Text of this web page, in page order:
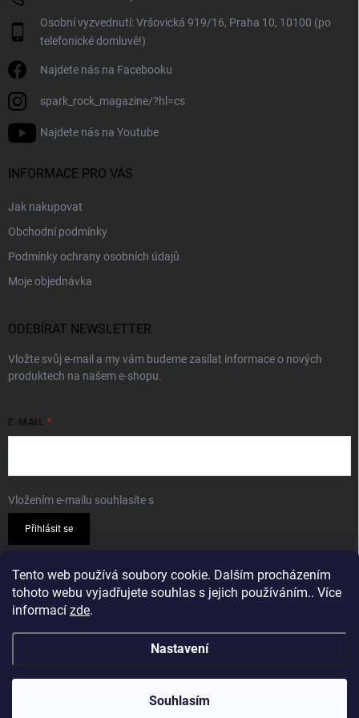
Tento web používá soubory cookie. Dalším procházením
tohoto webu vyjadřujete souhlas s jejich používáním.. Více
informací zde.
Nastavení
Souhlasím
Osobní vyzvednutí: Vršovická 919/16, Praha 10, 10100 (po
telefonické domluvě!)
Najdete nás na Facebooku
spark_rock_magazine/?hl=cs
Najdete nás na Youtube
INFORMACE PRO VÁS
Jak nakupovat
Obchodní podmínky
Podmínky ochrany osobních údajů
Moje objednávka
ODEBÍRAT NEWSLETTER
Vložte svůj e-mail a my vám budeme zasílat informace o nových
produktech na našem e-shopu.
E-MAIL
Vložením e-mailu souhlasíte s
Přihlásit se
PŘIJÍMÁME ONLINE PLATBY
Sparkshop.cz . Všechna práva vyhrazena.